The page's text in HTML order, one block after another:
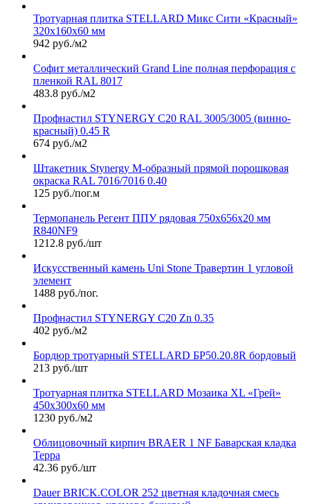
Тротуарная плитка STELLARD Микс Сити «Красный»
320х160х60 мм
942 руб./м2
Софит металлический Grand Line полная перфорация с
пленкой RAL 8017
483.8 руб./м2
Профнастил STYNERGY С20 RAL 3005/3005 (винно-
красный) 0.45 R
674 руб./м2
Штакетник Stynergy М-образный прямой порошковая
окраска RAL 7016/7016 0.40
125 руб./пог.м
Термопанель Регент ППУ рядовая 750х656х20 мм
R840NF9
1212.8 руб./шт
Искусственный камень Uni Stone Травертин 1 угловой
элемент
1488 руб./пог.
Профнастил STYNERGY С20 Zn 0.35
402 руб./м2
Бордюр тротуарный STELLARD БР50.20.8R бордовый
213 руб./шт
Тротуарная плитка STELLARD Мозаика XL «Грей»
450х300х60 мм
1230 руб./м2
Облицовочный кирпич BRAER 1 NF Баварская кладка
Терра
42.36 руб./шт
Dauer BRICK.COLOR 252 цветная кладочная смесь